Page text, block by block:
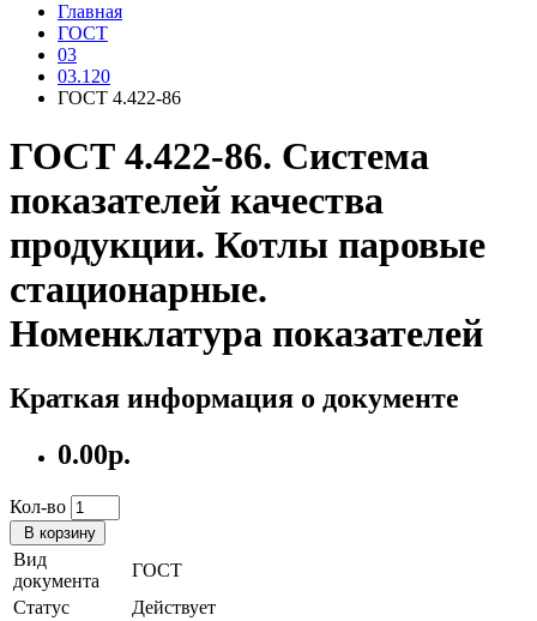
Главная
ГОСТ
03
03.120
ГОСТ 4.422-86
ГОСТ 4.422-86. Система
показателей качества
продукции. Котлы паровые
стационарные.
Номенклатура показателей
Краткая информация о документе
0.00р.
Кол-во
В корзину
Вид
документа
ГОСТ
Статус
Действует